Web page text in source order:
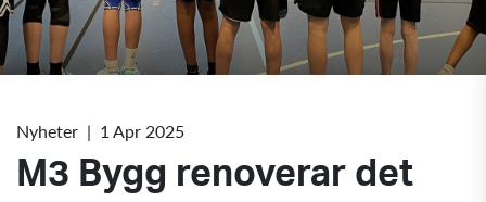
Nyheter | 1 Apr 2025
M3 Bygg renoverar det